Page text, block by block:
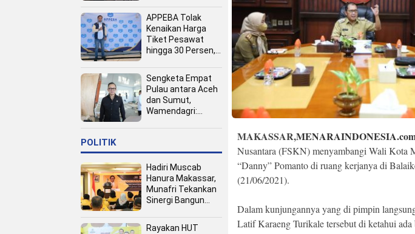
Tingkat Kota
APPEBA Tolak
Kenaikan Harga
Tiket Pesawat
hingga 30 Persen,
Jamaah Haji dan
Umrah
Sengketa Empat
Pulau antara Aceh
dan Sumut,
Wamendagri:
POLITIK
Hadiri Muscab
Hanura Makassar,
Munafri Tekankan
Sinergi Bangun
Rayakan HUT
MAKASSAR,
Nusantara (FSKN) menyambangi Wali Kota
“Danny” Pomanto di ruang kerjanya di
(21/06/2021).
Dalam kunjungannya yang di pimpin
Latif Karaeng Turikale tersebut di ketahui